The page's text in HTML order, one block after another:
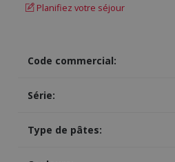
Planifiez votre séjour
Code commercial:
Série:
Type de pâtes: